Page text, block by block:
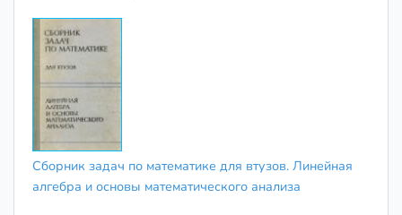
Сборник задач по математике для втузов. Линейная
алгебра и основы математического анализа